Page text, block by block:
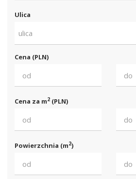
Ulica
ulica
Cena (PLN)
Cena za m2 (PLN)
Powierzchnia (m2)